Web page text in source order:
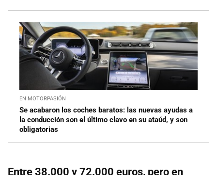
EN MOTORPASIÓN
Se acabaron los coches baratos: las nuevas ayudas a
la conducción son el último clavo en su ataúd, y son
obligatorias
Entre 38.000 y 72.000 euros, pero en